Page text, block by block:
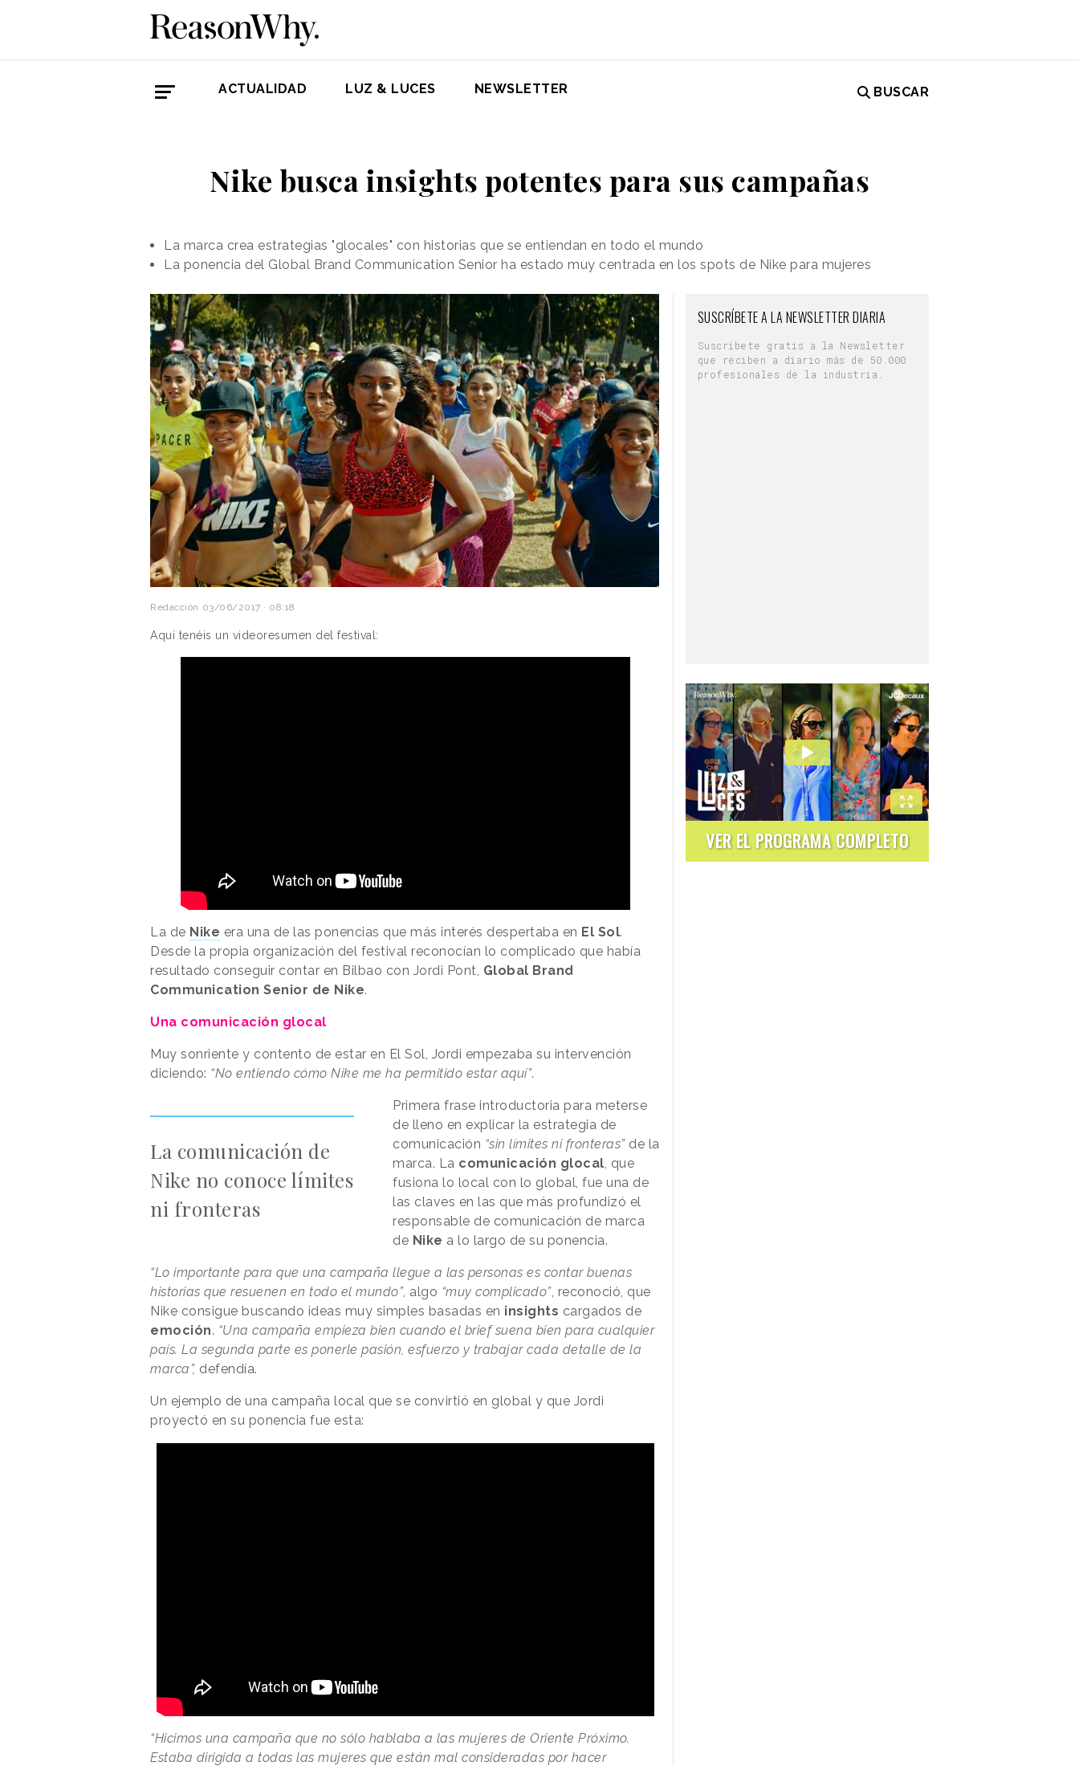
ACTUALIDAD LUZ & LUCES NEWSLETTER BUSCAR
Nike busca insights potentes para sus campañas
La marca crea estrategias "glocales" con historias que se entiendan en todo el mundo
La ponencia del Global Brand Communication Senior ha estado muy centrada en los spots de Nike para mujeres
Redacción 03/06/2017 · 08:18
Aquí tenéis un videoresumen del festival:
La de Nike era una de las ponencias que más interés despertaba en El Sol.
Desde la propia organización del festival reconocían lo complicado que había
resultado conseguir contar en Bilbao con Jordi Pont, Global Brand
Communication Senior de Nike.
Una comunicación glocal
Muy sonriente y contento de estar en El Sol, Jordi empezaba su intervención
diciendo: “No entiendo cómo Nike me ha permitido estar aquí”.
La comunicación de
Nike no conoce límites
ni fronteras
Primera frase introductoria para meterse
de lleno en explicar la estrategia de
comunicación “sin límites ni fronteras” de la
marca. La comunicación glocal , que
fusiona lo local con lo global, fue una de
las claves en las que más profundizó el
responsable de comunicación de marca
de Nike a lo largo de su ponencia.
“Lo importante para que una campaña llegue a las personas es contar buenas
historias que resuenen en todo el mundo”, algo “muy complicado”, reconoció, que
Nike consigue buscando ideas muy simples basadas en insights cargados de
emoción. “Una campaña empieza bien cuando el brief suena bien para cualquier
país. La segunda parte es ponerle pasión, esfuerzo y trabajar cada detalle de la
marca”, defendía.
Un ejemplo de una campaña local que se convirtió en global y que Jordi
proyectó en su ponencia fue esta:
“Hicimos una campaña que no sólo hablaba a las mujeres de Oriente Próximo.
Estaba dirigida a todas las mujeres que están mal consideradas por hacer
SUSCRÍBETE A LA NEWSLETTER DIARIA
Suscríbete gratis a la Newsletter
que reciben a diario más de 50.000
profesionales de la industria.
VER EL PROGRAMA COMPLETO